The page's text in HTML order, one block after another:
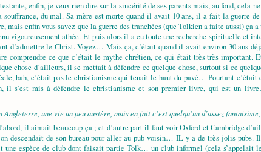
enfin, je veux rien dire sur la sincérité de ses parents mais, au fond, cela
du mal. Sa mère est morte quand il avait 10 ans, il a fait la guerre de
mais enfin vous savez que la guerre des tranchées (que Tolkien a faite aussi) ça
vigoureusement athée. Et puis alors il a eu toute une recherche spirituelle et
d’admettre le Christ. Voyez… Mais ça, c’était quand il avait environ 30 ans
ce que c’était le mythe chrétien, ce qui était très très important.
chose d’ailleurs, il se mettait à défendre ce quelque chose, surtout si ce
bah, c’était pas le christianisme qui tenait le haut du pavé… Pourtant c’était
s’est mis à défendre le christianisme et son premier livre, qui est un
une vie un peu austère, mais en fait c’est quelqu’un d’assez
il aimait beaucoup ça ; et d’autre part il faut voir Oxford et Cambridge
descendait de son bureau pour aller au pub voisin… IL y a de très jolis pubs.
une espèce de club dont faisait partie Tolk… un club informel (cela s’appelait